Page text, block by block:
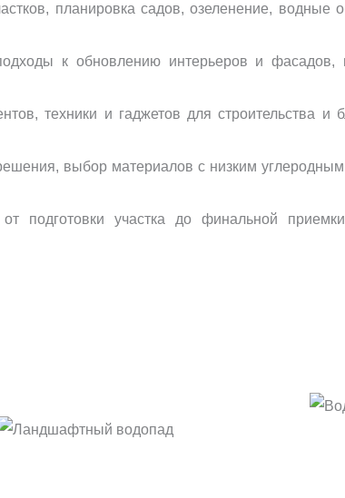
планировка садов, озеленение, водные
к обновлению интерьеров и фасадов,
техники и гаджетов для строительства и
выбор материалов с низким
подготовки участка до финальной